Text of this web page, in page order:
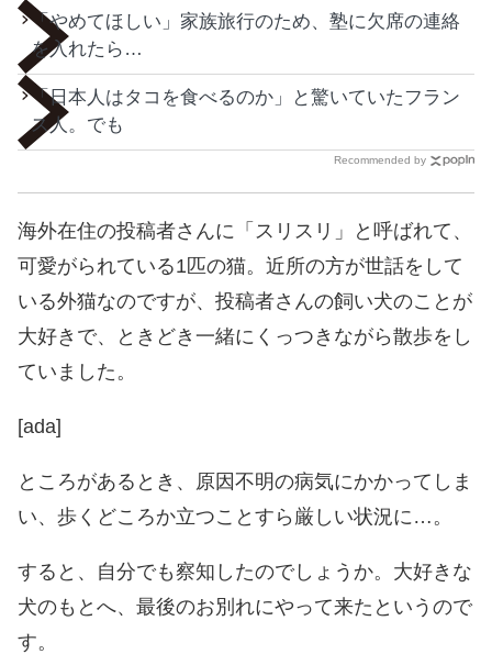
「やめてほしい」家族旅行のため、塾に欠席の連絡
を入れたら…
「日本人はタコを食べるのか」と驚いていたフラン
ス人。でも
Recommended by
海外在住の投稿者さんに「スリスリ」と呼ばれて、
可愛がられている1匹の猫。近所の方が世話をして
いる外猫なのですが、投稿者さんの飼い犬のことが
大好きで、ときどき一緒にくっつきながら散歩をし
ていました。
[ada]
ところがあるとき、原因不明の病気にかかってしま
い、歩くどころか立つことすら厳しい状況に…。
すると、自分でも察知したのでしょうか。大好きな
犬のもとへ、最後のお別れにやって来たというので
す。